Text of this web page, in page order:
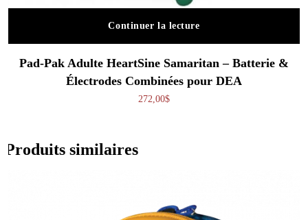
Continuer la lecture
Pad-Pak Adulte HeartSine Samaritan – Batterie &
Électrodes Combinées pour DEA
272,00$
Produits similaires